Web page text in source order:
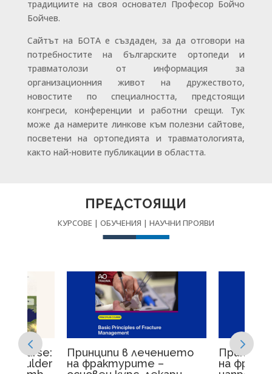
традициите на своя основател Професор Бойчо
Бойчев.
Сайтът на БОТА е създаден, за да отговори на
потребностите на българските ортопеди и
травматолози от информация за
организационния живот на дружеството,
новостите по специалността, предстоящи
конгреси, конференции и работни срещи. Тук
може да намерите линкове към полезни сайтове,
посветени на ортопедията и травматологията,
както най-новите публикации в областта.
ПРЕДСТОЯЩИ
КУРСОВЕ | ОБУЧЕНИЯ | НАУЧНИ ПРОЯВИ
Course:
Shoulder
Принципи в лечението
на фрактурите –
на